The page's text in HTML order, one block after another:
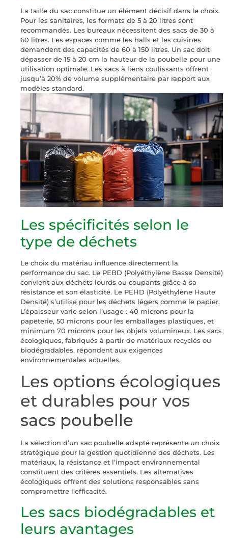
La taille du sac constitue un élément décisif dans le choix.
Pour les sanitaires, les formats de 5 à 20 litres sont
recommandés. Les bureaux nécessitent des sacs de 30 à
60 litres. Les espaces comme les halls et les cuisines
demandent des capacités de 60 à 150 litres. Un sac doit
dépasser de 15 à 20 cm la hauteur de la poubelle pour une
utilisation optimale. Les sacs à liens coulissants offrent
jusqu’à 20% de volume supplémentaire par rapport aux
modèles standard.
Les spécificités selon le
type de déchets
Le choix du matériau influence directement la
performance du sac. Le PEBD (Polyéthylène Basse Densité)
convient aux déchets lourds ou coupants grâce à sa
résistance et son élasticité. Le PEHD (Polyéthylène Haute
Densité) s’utilise pour les déchets légers comme le papier.
L’épaisseur varie selon l’usage : 40 microns pour la
papeterie, 50 microns pour les emballages plastiques, et
minimum 70 microns pour les objets volumineux. Les sacs
écologiques, fabriqués à partir de matériaux recyclés ou
biodégradables, répondent aux exigences
environnementales actuelles.
Les options écologiques
et durables pour vos
sacs poubelle
La sélection d’un sac poubelle adapté représente un choix
stratégique pour la gestion quotidienne des déchets. Les
matériaux, la résistance et l’impact environnemental
constituent des critères essentiels. Les alternatives
écologiques offrent des solutions responsables sans
compromettre l’efficacité.
Les sacs biodégradables et
leurs avantages